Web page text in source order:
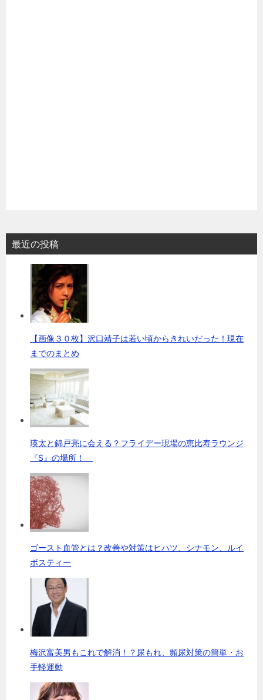
最近の投稿
【画像３０枚】沢口靖子は若い頃からきれいだった！現在
までのまとめ
瑛太と錦戸亮に会える？フライデー現場の恵比寿ラウンジ
『S』の場所！
ゴースト血管とは？改善や対策はヒハツ、シナモン、ルイ
ボスティー
梅沢富美男もこれで解消！？尿もれ、頻尿対策の簡単・お
手軽運動